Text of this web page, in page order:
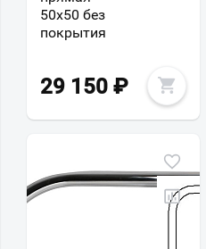
50x50 без
покрытия
29 150 ₽